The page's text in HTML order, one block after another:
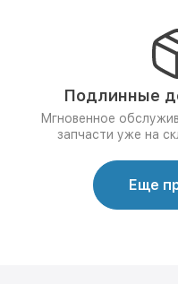
Подлинные
Мгновенное
запчасти уже на
Еще